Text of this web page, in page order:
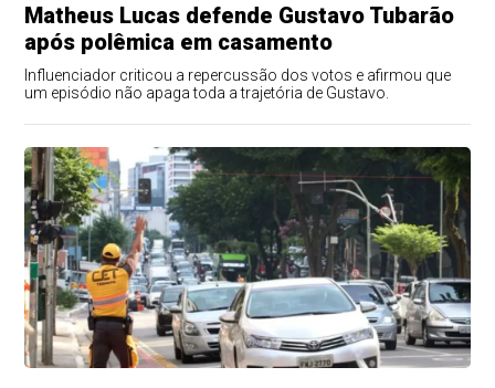
Matheus Lucas defende Gustavo Tubarão
após polêmica em casamento
Influenciador criticou a repercussão dos votos e afirmou que
um episódio não apaga toda a trajetória de Gustavo.